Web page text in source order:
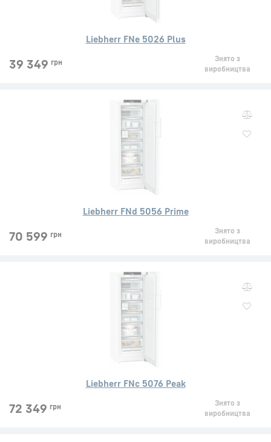
Liebherr FNe 5026 Plus
39 349 грн
Знято з
виробництва
Liebherr FNd 5056 Prime
70 599 грн
Знято з
виробництва
Liebherr FNc 5076 Peak
72 349 грн
Знято з
виробництва